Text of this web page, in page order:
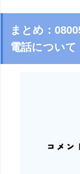
まとめ：
電話について